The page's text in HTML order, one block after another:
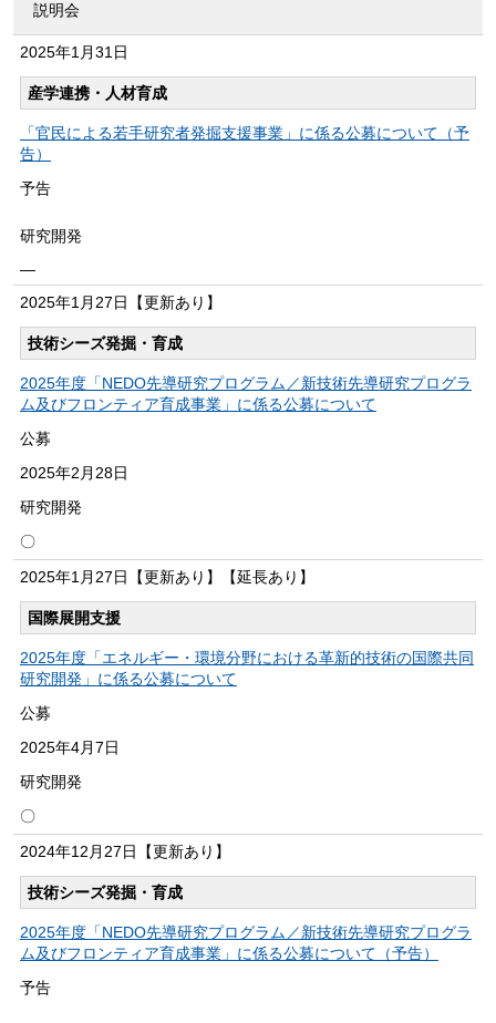
説明会
2025年1月31日
産学連携・人材育成
「官民による若手研究者発掘支援事業」に係る公募について（予
告）
予告
研究開発
―
2025年1月27日 【更新あり】
技術シーズ発掘・育成
2025年度「NEDO先導研究プログラム／新技術先導研究プログラ
ム及びフロンティア育成事業」に係る公募について
公募
2025年2月28日
研究開発
〇
2025年1月27日 【更新あり】【延長あり】
国際展開支援
2025年度「エネルギー・環境分野における革新的技術の国際共同
研究開発」に係る公募について
公募
2025年4月7日
研究開発
〇
2024年12月27日 【更新あり】
技術シーズ発掘・育成
2025年度「NEDO先導研究プログラム／新技術先導研究プログラ
ム及びフロンティア育成事業」に係る公募について（予告）
予告